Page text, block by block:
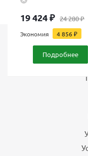
19 424₽ 24 280₽
Экономия 4 856₽
Подробнее